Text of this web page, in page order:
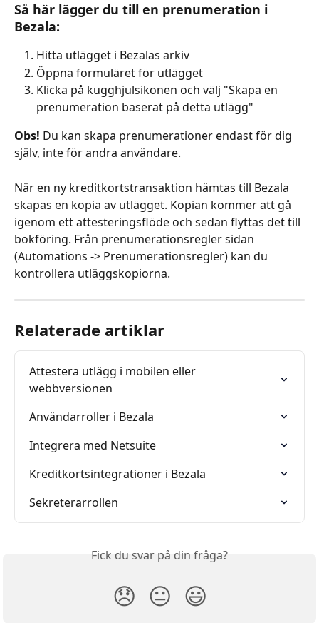
Så här lägger du till en prenumeration i
Bezala:
Hitta utlägget i Bezalas arkiv
Öppna formuläret för utlägget
Klicka på kugghjulsikonen och välj "Skapa en
prenumeration baserat på detta utlägg"
Obs! Du kan skapa prenumerationer endast för dig
själv, inte för andra användare.
När en ny kreditkortstransaktion hämtas till Bezala
skapas en kopia av utlägget. Kopian kommer att gå
igenom ett attesteringsflöde och sedan flyttas det till
bokföring. Från prenumerationsregler sidan
(Automations -> Prenumerationsregler) kan du
kontrollera utläggskopiorna.
Relaterade artiklar
Attestera utlägg i mobilen eller
webbversionen
Användarroller i Bezala
Integrera med Netsuite
Kreditkortsintegrationer i Bezala
Sekreterarrollen
Fick du svar på din fråga?
😞 😐 😃